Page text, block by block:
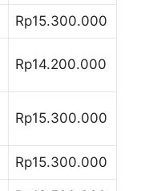
Rp15.300.000
Rp14.200.000
Rp15.300.000
Rp15.300.000